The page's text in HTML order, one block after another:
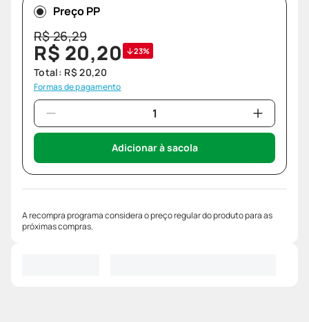
Preço PP
R$26,29
R$ 20,20 23%
Total: R$ 20,20
Formas de pagamento
Adicionar à sacola
A recompra programa considera o preço regular do produto para as
próximas compras.